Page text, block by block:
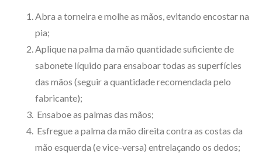
Abra a torneira e molhe as mãos, evitando encostar na
pia;
Aplique na palma da mão quantidade suficiente de
sabonete líquido para ensaboar todas as superfícies
das mãos (seguir a quantidade recomendada pelo
fabricante);
Ensaboe as palmas das mãos;
Esfregue a palma da mão direita contra as costas da
mão esquerda (e vice-versa) entrelaçando os dedos;